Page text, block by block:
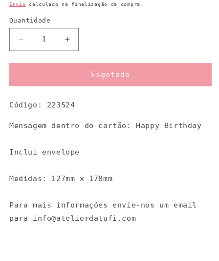
normal
Envio calculado na finalização da compra.
Quantidade
Quantidade
Diminuir
a
quantidade
Cartão
robots
Aumentar
a
quantidade
Cartão
robots
Esgotado
Código: 223524
Mensagem dentro do cartão: Happy Birthday
Inclui envelope
Medidas: 127mm x 178mm
Para mais informações envie-nos um email
para info@atelierdatufi.com